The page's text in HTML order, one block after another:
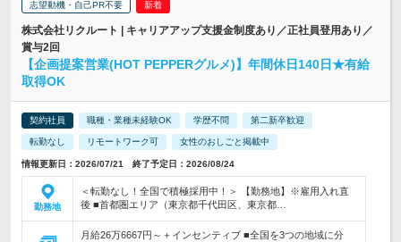
志望動機・自己PR不要
株式会社リクルート | キャリアアップ支援金制度あり／正社員登用あり／
賞与2回
【企画提案営業(HOT PEPPERグルメ)】年間休日140日★有給
取得OK
契約社員 職種・業種未経験OK 学歴不問 第二新卒歓迎
転勤なし リモートワーク可 女性のおしごと掲載中
情報更新日：2026/07/21 終了予定日：2026/08/24
勤務地
＜転勤なし！全国で積極採用中！＞ 【勤務地】※雇用入れ直
後 ■首都圏エリア（東京都千代田区、東京都…
月給26万6667円～＋インセンティブ ■全国を3つの地域に分